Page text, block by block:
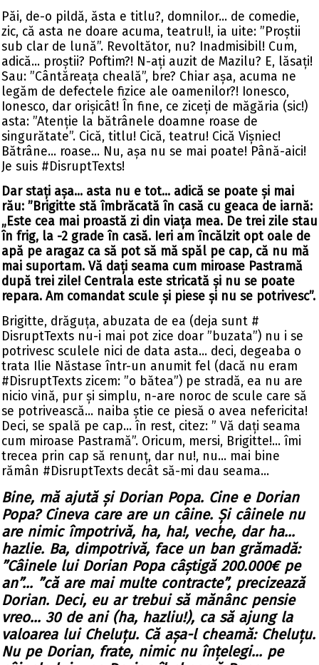
Păi, de-o pildă, ăsta e titlu?, domnilor... de comedie,
zic, că asta ne doare acuma, teatrul!, ia uite: ”Proștii
sub clar de lună”. Revoltător, nu? Inadmisibil! Cum,
adică... proștii? Poftim?! N-ați auzit de Mazilu? E, lăsați!
Sau: ”Cântăreața cheală”, bre? Chiar așa, acuma ne
legăm de defectele fizice ale oamenilor?! Ionesco,
Ionesco, dar orișicât! În fine, ce ziceți de măgăria (sic!)
asta: ”Atenție la bătrânele doamne roase de
singurătate”. Cică, titlu! Cică, teatru! Cică Vișniec!
Bătrâne... roase... Nu, așa nu se mai poate! Până-aici!
Je suis #DisruptTexts!
Dar stați așa... asta nu e tot... adică se poate și mai
rău: ”Brigitte stă îmbrăcată în casă cu geaca de iarnă:
„Este cea mai proastă zi din viața mea. De trei zile stau
în frig, la -2 grade în casă. Ieri am încălzit opt oale de
apă pe aragaz ca să pot să mă spăl pe cap, că nu mă
mai suportam. Vă dați seama cum miroase Pastramă
după trei zile! Centrala este stricată și nu se poate
repara. Am comandat scule și piese și nu se potrivesc”.
Brigitte, drăguța, abuzata de ea (deja sunt #
DisruptTexts nu-i mai pot zice doar ”buzata”) nu i se
potrivesc sculele nici de data asta... deci, degeaba o
trata Ilie Năstase într-un anumit fel (dacă nu eram
#DisruptTexts zicem: ”o bătea”) pe stradă, ea nu are
nicio vină, pur și simplu, n-are noroc de scule care să
se potrivească... naiba știe ce piesă o avea nefericita!
Deci, se spală pe cap... în rest, citez: ” Vă dați seama
cum miroase Pastramă”. Oricum, mersi, Brigitte!... îmi
trecea prin cap să renunț, dar nu!, nu... mai bine
rămân #DisruptTexts decât să-mi dau seama...
Bine, mă ajută și Dorian Popa. Cine e Dorian
Popa? Cineva care are un câine. Și câinele nu
are nimic împotrivă, ha, ha!, veche, dar ha...
hazlie. Ba, dimpotrivă, face un ban grămadă:
”Câinele lui Dorian Popa câștigă 200.000€ pe
an”... ”că are mai multe contracte”, precizează
Dorian. Deci, eu ar trebui să mănânc pensie
vreo... 30 de ani (ha, hazliu!), ca să ajung la
valoarea lui Cheluțu. Că așa-l cheamă: Cheluțu.
Nu pe Dorian, frate, nimic nu înțelegi... pe